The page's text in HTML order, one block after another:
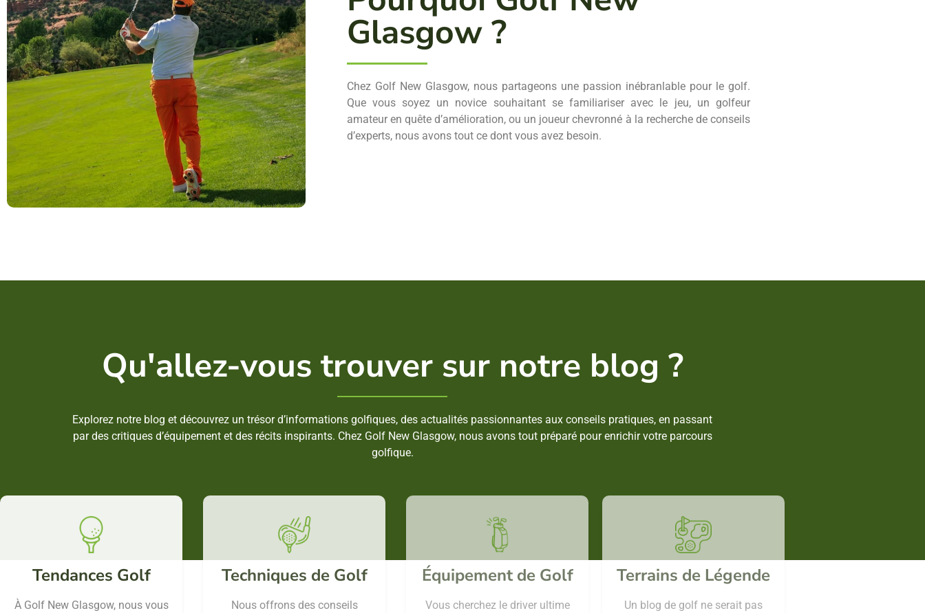
Glasgow ?
Chez Golf New Glasgow, nous partageons une passion inébranlable pour le golf.
Que vous soyez un novice souhaitant se familiariser avec le jeu, un golfeur
amateur en quête d’amélioration, ou un joueur chevronné à la recherche de conseils
d’experts, nous avons tout ce dont vous avez besoin.
Qu'allez-vous trouver sur notre blog ?
Explorez notre blog et découvrez un trésor d’informations golfiques, des actualités passionnantes aux conseils pratiques, en passant
par des critiques d’équipement et des récits inspirants. Chez Golf New Glasgow, nous avons tout préparé pour enrichir votre parcours
golfique.
Tendances Golf
À Golf New Glasgow, nous vous
Techniques de Golf
Nous offrons des conseils
Équipement de Golf
Vous cherchez le driver ultime
Terrains de Légende
Un blog de golf ne serait pas